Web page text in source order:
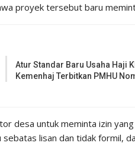
proyek tersebut baru
Atur Standar Baru Usaha Haji
Kemenhaj Terbitkan PMHU
desa untuk meminta izin yang
lisan dan tidak formil,